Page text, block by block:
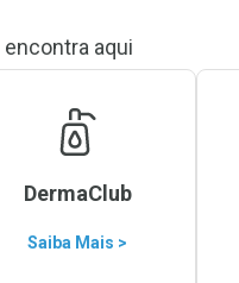
aqui
DermaClub
Saiba Mais >